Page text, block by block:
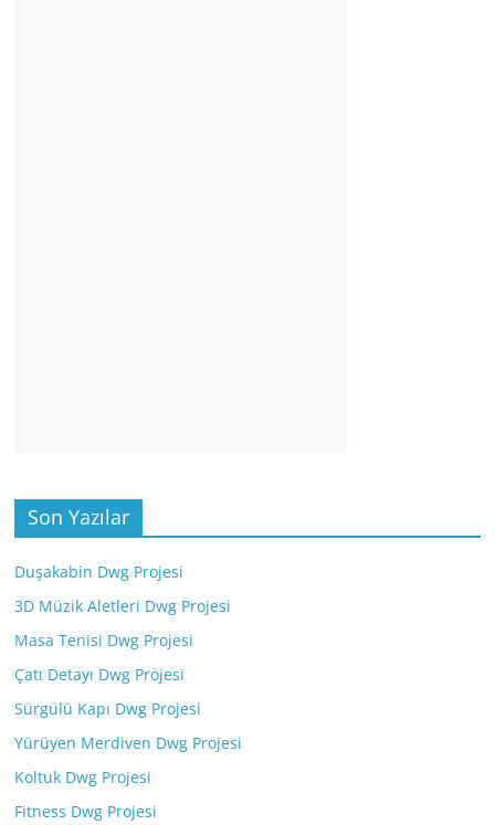
Son Yazılar
Duşakabin Dwg Projesi
3D Müzik Aletleri Dwg Projesi
Masa Tenisi Dwg Projesi
Çatı Detayı Dwg Projesi
Sürgülü Kapı Dwg Projesi
Yürüyen Merdiven Dwg Projesi
Koltuk Dwg Projesi
Fitness Dwg Projesi